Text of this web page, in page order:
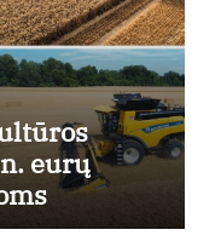
eurų